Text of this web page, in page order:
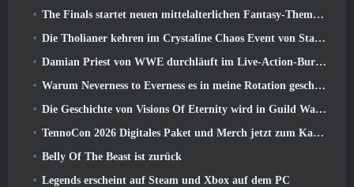
The Finals startet neuen mittelalterlichen Fantasy-Themenmodus „Dragon’s Claim“
Die Tholianer kehren im Crystaline Chaos Event von Star Trek Online zurück
Damian Priest von WWE durchläuft im Live-Action-Burst-Fest-Trailer von Delta Force eine Ausbildung im „The Loot Camp“.
Warum Neverness to Everness es in meine Rotation geschafft hat, Zur Zeit
Die Geschichte von Visions Of Eternity wird in Guild Wars fortgesetzt 2 Nächste Woche
TennoCon 2026 Digitales Paket und Merch jetzt zum Kauf verfügbar
Belly Of The Beast ist zurück
Legends erscheint auf Steam und Xbox auf dem PC